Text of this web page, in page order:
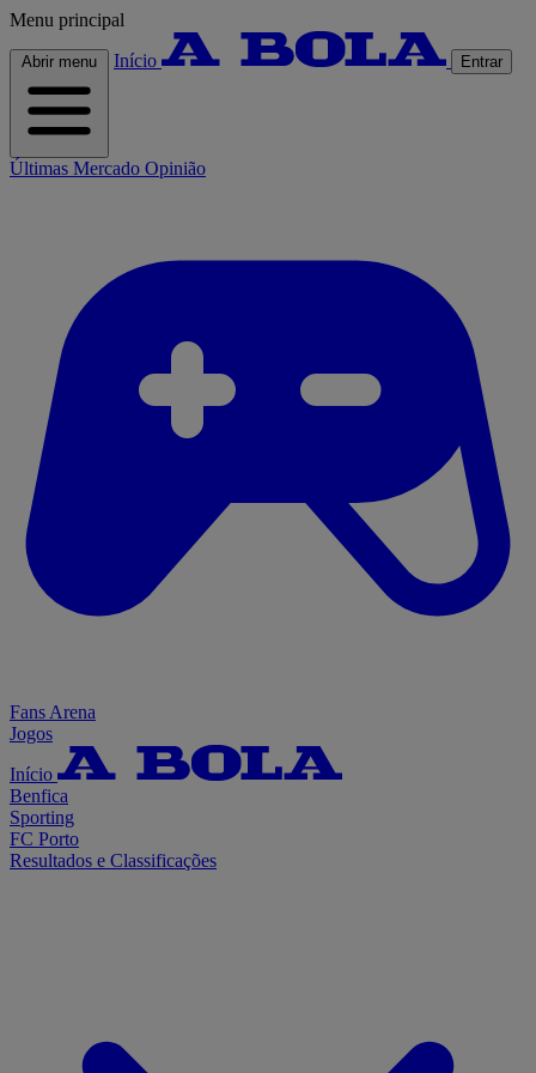
Menu principal
Abrir menu Início Entrar
Últimas Mercado Opinião
Fans Arena
Jogos
Início
Benfica
Sporting
FC Porto
Resultados e Classificações